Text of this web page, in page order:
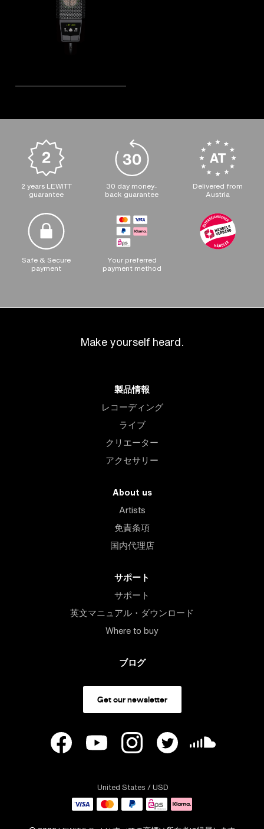
2 years LEWITT
guarantee
30 day money-
back guarantee
Delivered from
Austria
Safe & Secure
payment
Your preferred
payment method
Make yourself heard.
製品情報
レコーディング
ライブ
クリエーター
アクセサリー
About us
Artists
免責条項
国内代理店
サポート
サポート
英文マニュアル・ダウンロード
Where to buy
ブログ
Get our newsletter
United States / USD